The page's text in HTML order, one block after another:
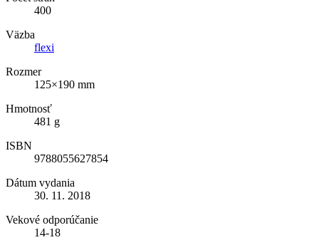
400
Väzba
flexi
Rozmer
125×190 mm
Hmotnosť
481 g
ISBN
9788055627854
Dátum vydania
30. 11. 2018
Vekové odporúčanie
14-18